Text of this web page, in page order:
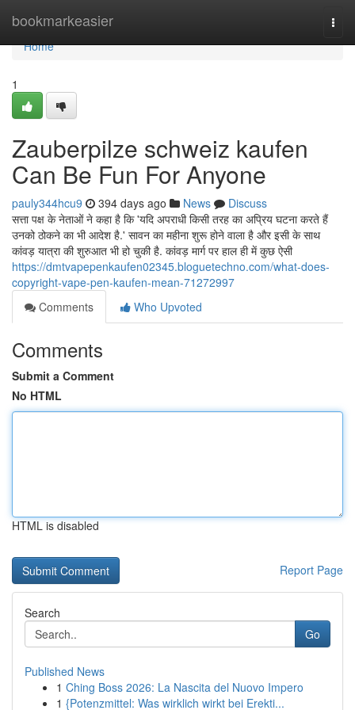
bookmarkeasier
Home
Home
1
Zauberpilze schweiz kaufen
Can Be Fun For Anyone
pauly344hcu9 394 days ago News
Discuss
सत्ता पक्ष के नेताओं ने कहा है कि 'यदि अपराधी किसी तरह का अप्रिय घटना करते हैं
उनको ठोकने का भी आदेश है.' सावन का महीना शुरू होने वाला है और इसी के साथ
कांवड़ यात्रा की शुरुआत भी हो चुकी है. कांवड़ मार्ग पर हाल ही में कुछ ऐसी
https://dmtvapepenkaufen02345.bloguetechno.com/what-does-
copyright-vape-pen-kaufen-mean-71272997
Comments
Who Upvoted
Comments
Submit a Comment
No HTML
HTML is disabled
Report Page
Search
Go
Published News
1 Ching Boss 2026: La Nascita del Nuovo Impero
1 {Potenzmittel: Was wirklich wirkt bei Erekti...